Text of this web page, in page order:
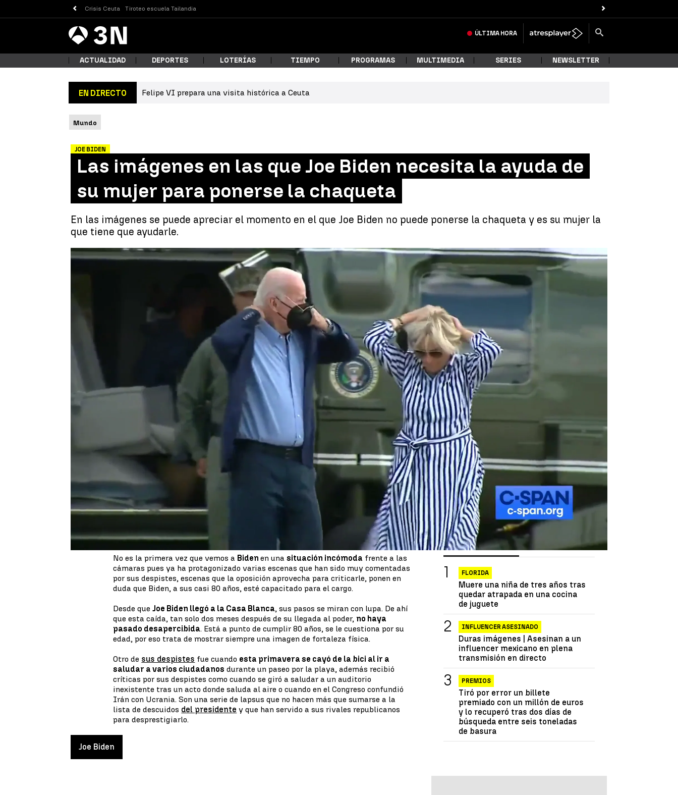
Crisis Ceuta Tiroteo escuela Tailandia
Antena
3 Noticias ÚLTIMA HORA
ACTUALIDAD DEPORTES LOTERÍAS TIEMPO PROGRAMAS MULTIMEDIA SERIES NEWSLETTER
EN DIRECTO Felipe VI prepara una visita histórica a Ceuta
Mundo
JOE BIDEN
Las imágenes en las que Joe Biden necesita la ayuda de
su mujer para ponerse la chaqueta
En las imágenes se puede apreciar el momento en el que Joe Biden no puede ponerse la chaqueta y es su mujer la
que tiene que ayudarle.
Los despistes de Joe Biden |Cristina Trinidad
WhatsappFacebook
X Linkedin
Joe Biden vuelve a ser noticia , en esta ocasión el motivo sonlas imágenesque
pueden ver acompañando esta noticia. El presidente de Estados Unidos no podía
ponerse la chaqueta
al bajar del helicóptero
, se puede apreciar como su mujer
tiene que ayudarle y, finalmente, lo consigue. Aunque después se le caen las
gafas al suelo.
Los despistes de Joe Biden
No es la primera vez que vemos a Bidenen unasituación incómoda frente a las
cámaras pues ya ha protagonizado varias escenas que han sido muy comentadas
por sus despistes, escenas que la oposición aprovecha para criticarle, ponen en
duda que Biden, a sus casi 80 años, esté capacitado para el cargo.
Desde queJoe Biden llegó a la Casa Blanca, sus pasos se miran con lupa. De ahí
que esta caída, tan solo dos meses después de su llegada al poder, no haya
pasado desapercibida. Está a punto de cumplir 80 años, se le cuestiona por su
edad, por eso trata de mostrar siempre una imagen de fortaleza física.
Otro de sus despistes fue cuando esta primavera se cayó de la bici al ir a
saludar a varios ciudadanos durante un paseo por la playa, además recibió
críticas por sus despistes como cuando se giró a saludar a un auditorio
inexistente tras un acto donde saluda al aire o cuando en el Congreso confundió
Irán con Ucrania. Son una serie de lapsus que no hacen más que sumarse a la
lista de descuidos del presidente y que han servido a sus rivales republicanos
para desprestigiarlo.
Joe Biden
Las más vistas Lo último
FLORIDA
Muere una niña de tres años tras
quedar atrapada en una cocina
de juguete
INFLUENCER ASESINADO
Duras imágenes | Asesinan a un
influencer mexicano en plena
transmisión en directo
PREMIOS
Tiró por error un billete
premiado con un millón de euros
y lo recuperó tras dos días de
búsqueda entre seis toneladas
de basura